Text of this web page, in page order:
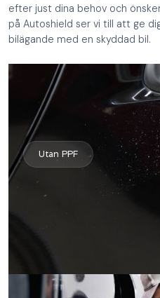
efter just dina behov och
på Autoshield ser vi till att ge
bilägande med en skyddad bil.
Utan PPF